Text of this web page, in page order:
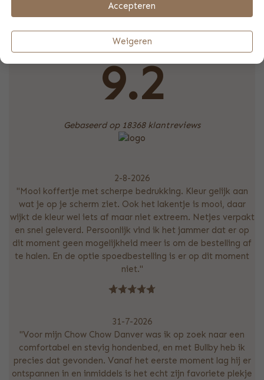
Trustedshops beoordeling
9.2
Gebaseerd op 18368 klantreviews
2-8-2026
"Mooi koffertje met scherpe bedrukking. Kleur gelijk aan
wat je op je scherm ziet. Ook het lakentje is mooi, daar
wijkt de kleur wel iets af maar niet extreem. Netjes verpakt
en snel geleverd. Persoonlijk vind ik het jammer dat er op
dit moment geen mogelijkheid meer is om de bestelling af
te halen. En de optie spoedbestelling is er op dit moment
niet."
31-7-2026
"Voor mijn Chow Chow Danver was ik op zoek naar een
comfortabel en stevig hondenbed, en met Bullby heb ik
precies dat gevonden. Vanaf het eerste moment lag hij er
ontspannen in en inmiddels is het echt zijn favoriete plekje
Accepteren
Weigeren